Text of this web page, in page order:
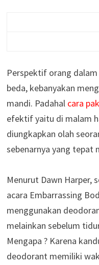
Perspektif orang
beda, kebanyakan
mandi. Padahal cara
efektif yaitu di malam
diungkapkan olah
sebenarnya yang tepat
Menurut Dawn Harper,
acara Embarrassing
menggunakan
melainkan sebelum
Mengapa ? Karena
deodorant memiliki